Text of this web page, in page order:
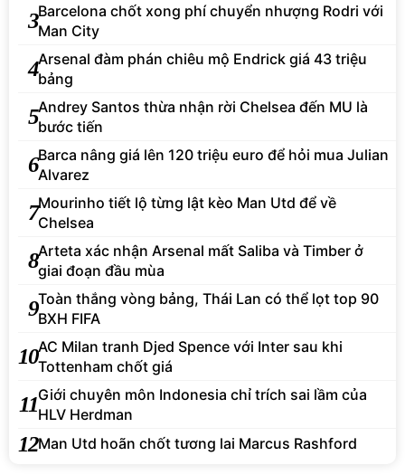
3Barcelona chốt xong phí chuyển nhượng Rodri với
Man City
4Arsenal đàm phán chiêu mộ Endrick giá 43 triệu
bảng
5Andrey Santos thừa nhận rời Chelsea đến MU là
bước tiến
6Barca nâng giá lên 120 triệu euro để hỏi mua Julian
Alvarez
7Mourinho tiết lộ từng lật kèo Man Utd để về
Chelsea
8Arteta xác nhận Arsenal mất Saliba và Timber ở
giai đoạn đầu mùa
9Toàn thắng vòng bảng, Thái Lan có thể lọt top 90
BXH FIFA
10AC Milan tranh Djed Spence với Inter sau khi
Tottenham chốt giá
11Giới chuyên môn Indonesia chỉ trích sai lầm của
HLV Herdman
12Man Utd hoãn chốt tương lai Marcus Rashford